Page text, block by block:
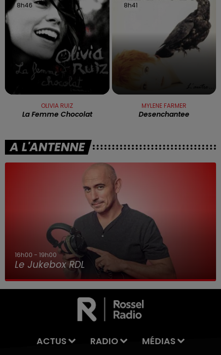
8h46
8h46
OLIVIA RUIZ
La Femme Chocolat
8h41
8h41
MYLENE FARMER
Desenchantee
A L'ANTENNE
16h00 - 19h00
Le Jukebox RDL
ACTUS RADIO MÉDIAS